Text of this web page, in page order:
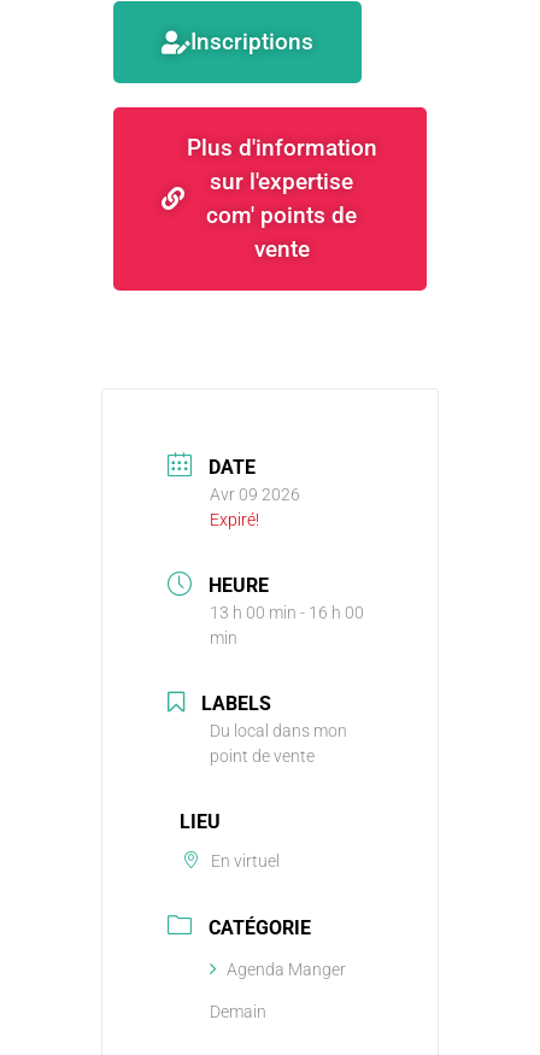
Inscriptions
Plus d'information
sur l'expertise
com' points de
vente
DATE
Avr 09 2026
Expiré!
HEURE
13 h 00 min - 16 h 00
min
LABELS
Du local dans mon
point de vente
LIEU
En virtuel
CATÉGORIE
Agenda Manger
Demain